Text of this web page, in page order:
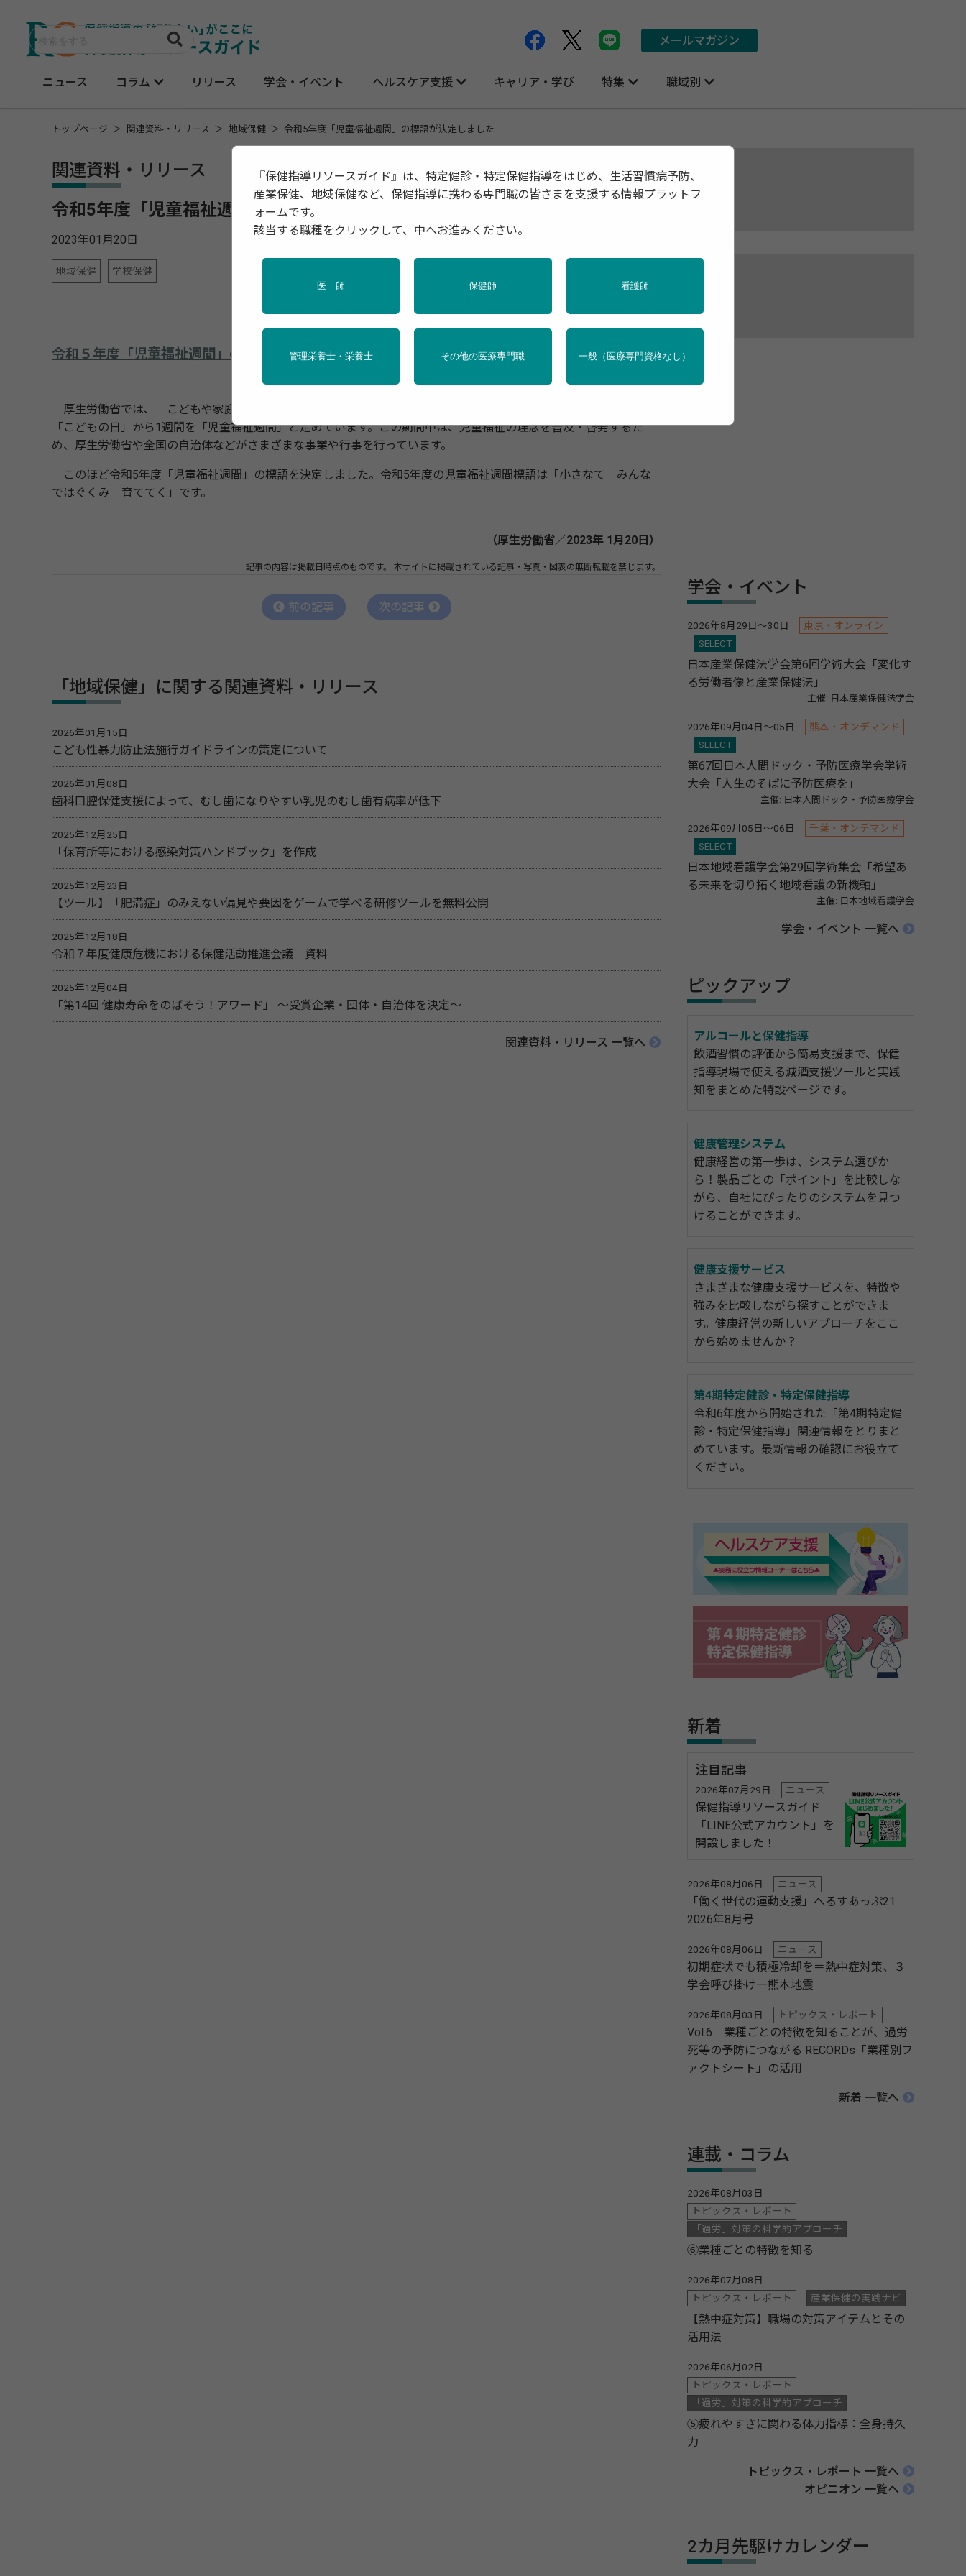
ニュース コラム リリース 学会・イベント ヘルスケア支援 キャリア・学び 特集 職域別
メールマガジン
トップページ 関連資料・リリース 地域保健 令和5年度「児童福祉週間」の標語が決定しました
関連資料・リリース
令和5年度「児童福祉週間」の標語が決定しました
2023年01月20日
地域保健 学校保健
令和５年度「児童福祉週間」の標語が決定しました
厚生労働省では、 こどもや家庭、こどもの健やかな成長について国民全体で考えることを目的に、毎年5月5日の
「こどもの日」から1週間を「児童福祉週間」と定めています。この期間中は、児童福祉の理念を普及・啓発するた
め、厚生労働省や全国の自治体などがさまざまな事業や行事を行っています。
このほど令和5年度「児童福祉週間」の標語を決定しました。令和5年度の児童福祉週間標語は「小さなて みんな
ではぐくみ 育ててく」です。
（厚生労働省／2023年 1月20日）
記事の内容は掲載日時点のものです。 本サイトに掲載されている記事・写真・図表の無断転載を禁じます。
前の記事 次の記事
「地域保健」に関する関連資料・リリース
2026年01月15日
こども性暴力防止法施行ガイドラインの策定について
2026年01月08日
歯科口腔保健支援によって、むし歯になりやすい乳児のむし歯有病率が低下
2025年12月25日
「保育所等における感染対策ハンドブック」を作成
2025年12月23日
【ツール】「肥満症」のみえない偏見や要因をゲームで学べる研修ツールを無料公開
2025年12月18日
令和７年度健康危機における保健活動推進会議 資料
2025年12月04日
「第14回 健康寿命をのばそう！アワード」 ～受賞企業・団体・自治体を決定～
関連資料・リリース 一覧へ
学会・イベント
2026年8月29日～30日
東京・オンライン
SELECT
日本産業保健法学会第6回学術大会「変化す
る労働者像と産業保健法」
主催: 日本産業保健法学会
2026年09月04日～05日
熊本・オンデマンド
SELECT
第67回日本人間ドック・予防医療学会学術
大会「人生のそばに予防医療を」
主催: 日本人間ドック・予防医療学会
2026年09月05日～06日
千葉・オンデマンド
SELECT
日本地域看護学会第29回学術集会「希望あ
る未来を切り拓く地域看護の新機軸」
主催: 日本地域看護学会
学会・イベント 一覧へ
ピックアップ
アルコールと保健指導
飲酒習慣の評価から簡易支援まで、保健
指導現場で使える減酒支援ツールと実践
知をまとめた特設ページです。
健康管理システム
健康経営の第一歩は、システム選びか
ら！製品ごとの「ポイント」を比較しな
がら、自社にぴったりのシステムを見つ
けることができます。
健康支援サービス
さまざまな健康支援サービスを、特徴や
強みを比較しながら探すことができま
す。健康経営の新しいアプローチをここ
から始めませんか？
第4期特定健診・特定保健指導
令和6年度から開始された「第4期特定健
診・特定保健指導」関連情報をとりまと
めています。最新情報の確認にお役立て
ください。
新着
注目記事
2026年07月29日 ニュース
保健指導リソースガイド
「LINE公式アカウント」を
開設しました！
2026年08月06日 ニュース
「働く世代の運動支援」へるすあっぷ21
2026年8月号
2026年08月06日 ニュース
初期症状でも積極冷却を＝熱中症対策、３
学会呼び掛け―熊本地震
2026年08月03日 トピックス・レポート
Vol.6 業種ごとの特徴を知ることが、過労
死等の予防につながる RECORDs「業種別フ
ァクトシート」の活用
新着 一覧へ
連載・コラム
2026年08月03日
トピックス・レポート
「過労」対策の科学的アプローチ
⑥業種ごとの特徴を知る
2026年07月08日
トピックス・レポート
産業保健の実践ナビ
【熱中症対策】職場の対策アイテムとその
活用法
2026年06月02日
トピックス・レポート
「過労」対策の科学的アプローチ
⑤疲れやすさに関わる体力指標：全身持久
力
トピックス・レポート 一覧へ
オピニオン 一覧へ
2カ月先駆けカレンダー
『保健指導リソースガイド』は、特定健診・特定保健指導をはじめ、生活習慣病予防、
産業保健、地域保健など、保健指導に携わる専門職の皆さまを支援する情報プラットフ
ォームです。
該当する職種をクリックして、中へお進みください。
医 師 保健師 看護師
管理栄養士・栄養士 その他の医療専門職 一般（医療専門資格なし）